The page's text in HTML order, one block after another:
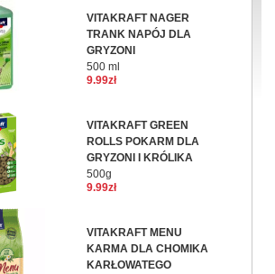
VITAKRAFT NAGER
TRANK NAPÓJ DLA
GRYZONI
500 ml
9.99zł
VITAKRAFT GREEN
ROLLS POKARM DLA
GRYZONI I KRÓLIKA
500g
9.99zł
VITAKRAFT MENU
KARMA DLA CHOMIKA
KARŁOWATEGO